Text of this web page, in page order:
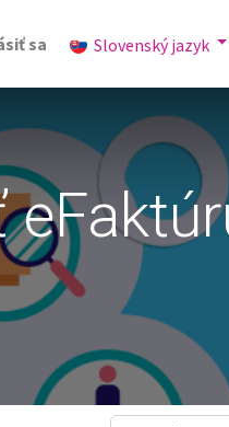
sa Slovenský jazyk